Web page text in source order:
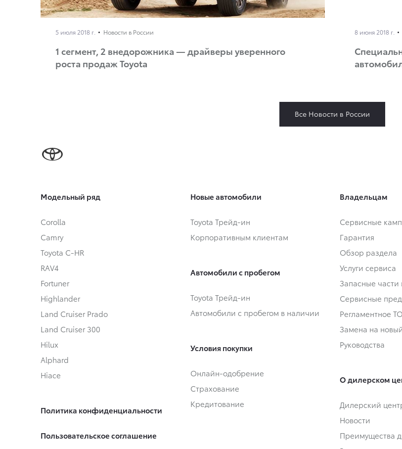
5 июля 2018 г. Новости в России
1 сегмент, 2 внедорожника — драйверы уверенного
роста продаж Toyota
8 июня 2018 г.
Все Новости в России
Модельный ряд
Corolla
Camry
Toyota C-HR
RAV4
Fortuner
Highlander
Land Cruiser Prado
Land Cruiser 300
Hilux
Alphard
Hiace
Политика конфиденциальности
Пользовательское соглашение
Новые автомобили
Toyota Трейд-ин
Корпоративным клиентам
Автомобили с пробегом
Toyota Трейд-ин
Автомобили с пробегом в наличии
Условия покупки
Онлайн-одобрение
Страхование
Кредитование
Владельцам
Сервисные
Гарантия
Обзор раздела
Услуги сервиса
Запасные части
Сервисные
Регламентное
Замена на
Руководства
О дилерском
Дилерский
Новости
Преимущества